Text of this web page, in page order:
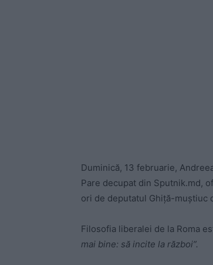
Duminică, 13 februarie,
Pare decupat din Sputnik.md,
ori de deputatul Ghiță-muștiuc
Filosofia liberalei de la Roma
mai bine: să incite la război”.